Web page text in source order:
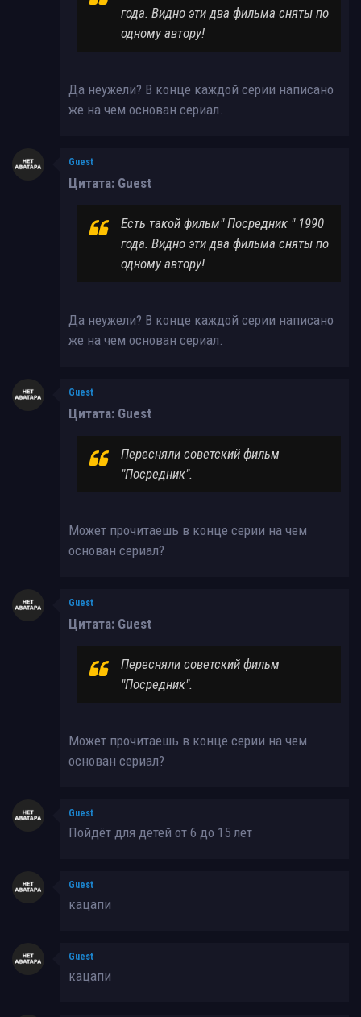
года. Видно эти два фильма сняты по
одному автору!
Да неужели? В конце каждой серии написано
же на чем основан сериал.
Guest
Цитата: Guest
Есть такой фильм" Посредник " 1990
года. Видно эти два фильма сняты по
одному автору!
Да неужели? В конце каждой серии написано
же на чем основан сериал.
Guest
Цитата: Guest
Пересняли советский фильм
"Посредник".
Может прочитаешь в конце серии на чем
основан сериал?
Guest
Цитата: Guest
Пересняли советский фильм
"Посредник".
Может прочитаешь в конце серии на чем
основан сериал?
Guest
Пойдёт для детей от 6 до 15 лет
Guest
кацапи
Guest
кацапи